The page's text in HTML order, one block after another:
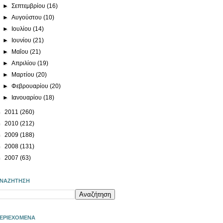
►Σεπτεμβρίου(16)
►Αυγούστου(10)
► Ιουλίου(14)
► Ιουνίου(21)
► Μαΐου(21)
►Απριλίου(19)
► Μαρτίου(20)
►Φεβρουαρίου(20)
► Ιανουαρίου(18)
2011 (260)
2010 (212)
2009 (188)
2008 (131)
2007 (63)